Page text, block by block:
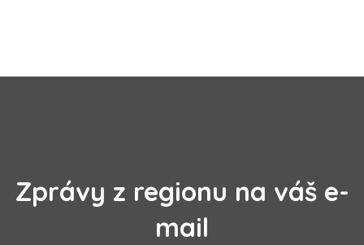
Zprávy z regionu na váš e-
mail